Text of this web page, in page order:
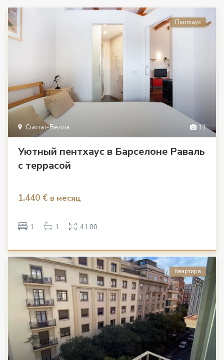
11
Сьютат-Велла
Пентхаус
Уютный пентхаус в Барселоне Раваль
с террасой
1.440 € в месяц
1 1 41.00
Квартира